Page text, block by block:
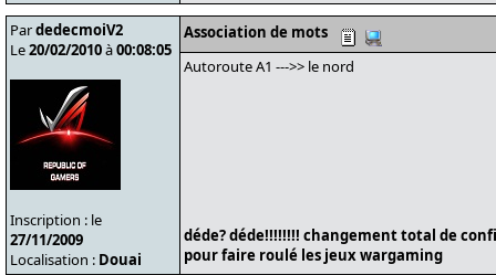
PardedecmoiV2
Le20/02/2010à00:08:05
Inscription : le
27/11/2009
Localisation : Douai
Association de mots
Autoroute A1 --->> le nord
déde? déde!!!!!!!! changement total de
pour faire roulé les jeux wargaming